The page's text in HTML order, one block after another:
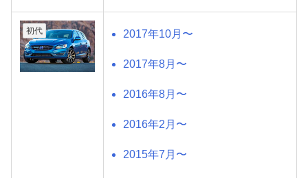
初代 2017年10月〜
2017年8月〜
2016年8月〜
2016年2月〜
2015年7月〜